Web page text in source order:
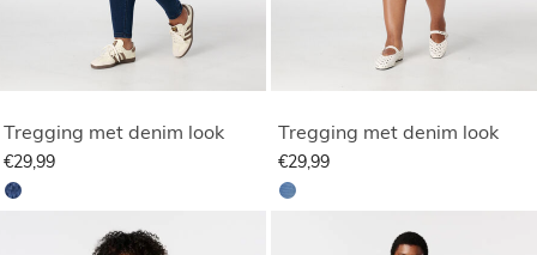
Tregging met denim look
€29,99
Tregging met denim look
€29,99